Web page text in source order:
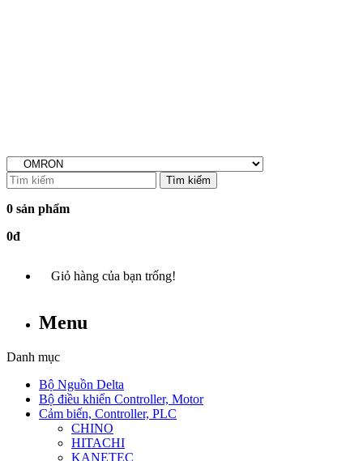
Tìm kiếm
0 sản phẩm
0đ
Giỏ hàng của bạn trống!
Menu
Danh mục
Bộ Nguồn Delta
Bộ điều khiển Controller, Motor
Cảm biến, Controller, PLC
CHINO
HITACHI
KANETEC